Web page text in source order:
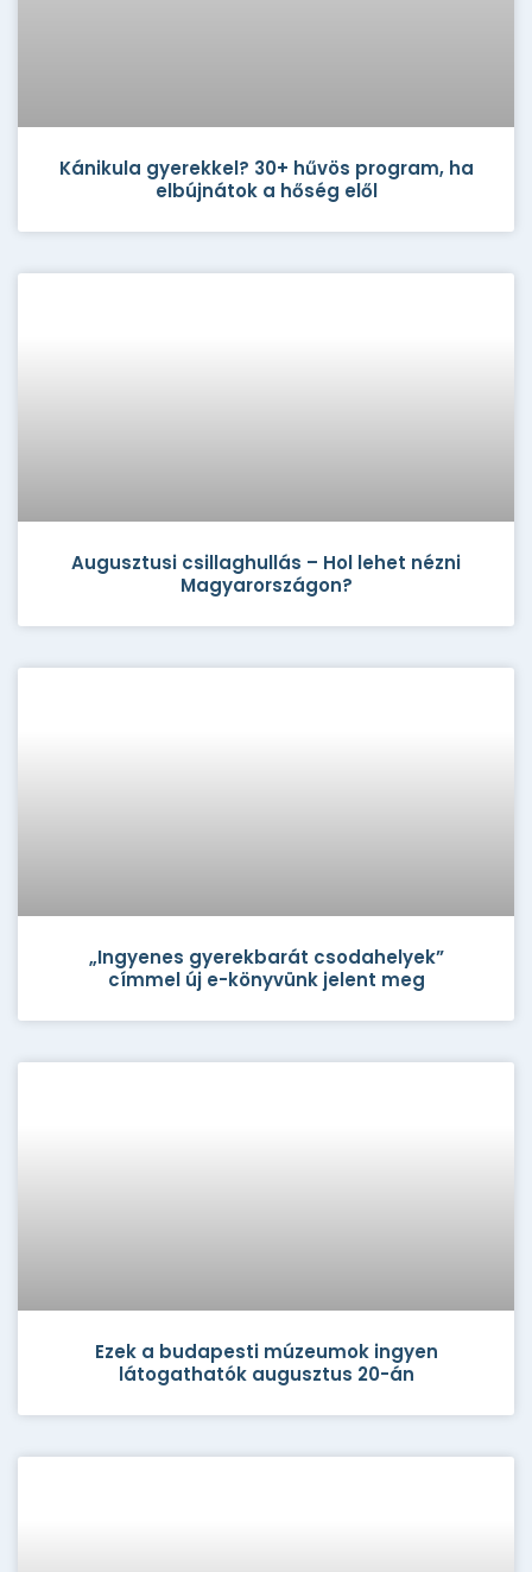
Kánikula gyerekkel? 30+ hűvös program, ha
elbújnátok a hőség elől
Augusztusi csillaghullás – Hol lehet nézni
Magyarországon?
„Ingyenes gyerekbarát csodahelyek”
címmel új e-könyvünk jelent meg
Ezek a budapesti múzeumok ingyen
látogathatók augusztus 20-án